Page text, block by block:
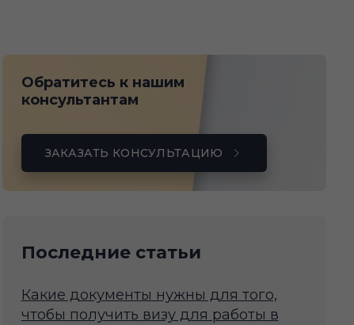
Обратитесь к нашим
консультантам
ЗАКАЗАТЬ КОНСУЛЬТАЦИЮ
Последние статьи
Какие документы нужны для того,
чтобы получить визу для работы в